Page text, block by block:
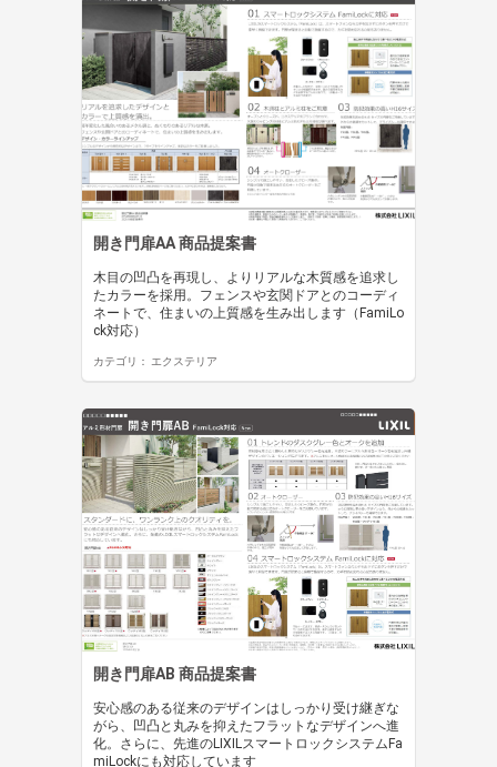
開き門扉AA 商品提案書
木目の凹凸を再現し、よりリアルな木質感を追求し
たカラーを採用。フェンスや玄関ドアとのコーディ
ネートで、住まいの上質感を生み出します（FamiLo
ck対応）
カテゴリ： エクステリア
開き門扉AB 商品提案書
安心感のある従来のデザインはしっかり受け継ぎな
がら、凹凸と丸みを抑えたフラットなデザインへ進
化。さらに、先進のLIXILスマートロックシステムFa
miLockにも対応しています